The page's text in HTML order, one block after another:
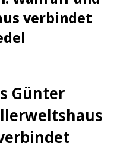
verbindet
Günter